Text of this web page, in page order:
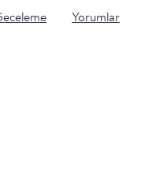
Yorumlar